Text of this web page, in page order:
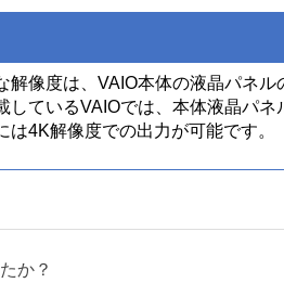
解像度は、VAIO本体の液晶パネル
しているVAIOでは、本体液晶パ
4K解像度での出力が可能です。
か？